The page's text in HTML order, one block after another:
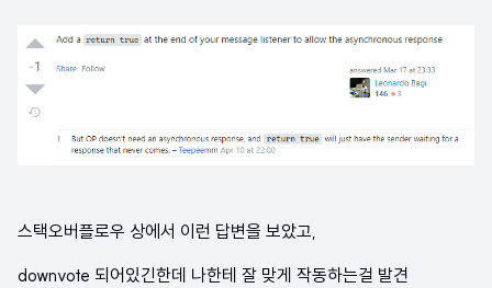
스택오버플로우 상에서 이런 답변을 보았고,
downvote 되어있긴한데 나한테 잘 맞게 작동하는걸 발견